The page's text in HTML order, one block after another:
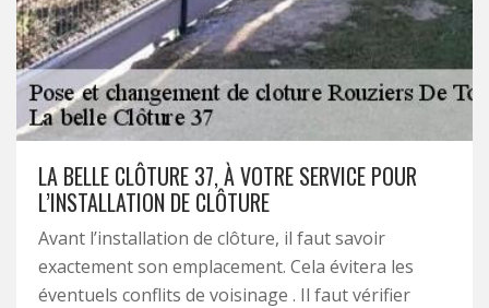
LA BELLE CLÔTURE 37, À VOTRE SERVICE POUR
L’INSTALLATION DE CLÔTURE
Avant l’installation de clôture, il faut savoir
exactement son emplacement. Cela évitera les
éventuels conflits de voisinage . Il faut vérifier